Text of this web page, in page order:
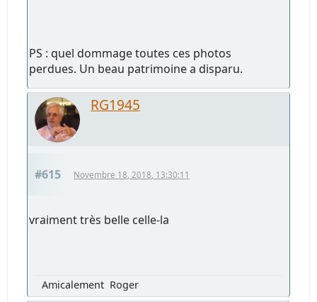
PS : quel dommage toutes ces photos
perdues. Un beau patrimoine a disparu.
RG1945
#615 Novembre 18, 2018, 13:30:11
vraiment très belle celle-la
Amicalement Roger